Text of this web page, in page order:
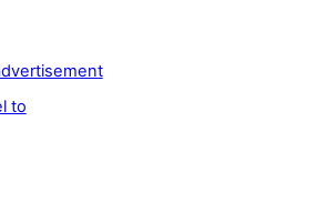
to